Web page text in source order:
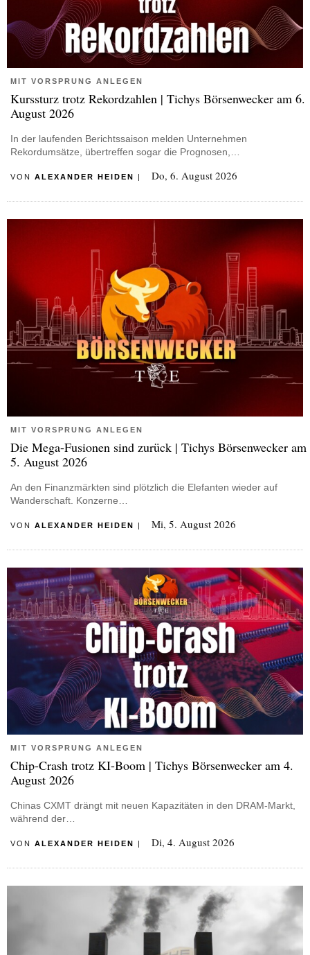
MIT VORSPRUNG ANLEGEN
Kurssturz trotz Rekordzahlen | Tichys Börsenwecker am 6.
August 2026
In der laufenden Berichtssaison melden Unternehmen
Rekordumsätze, übertreffen sogar die Prognosen,…
VON ALEXANDER HEIDEN | Do, 6. August 2026
MIT VORSPRUNG ANLEGEN
Die Mega-Fusionen sind zurück | Tichys Börsenwecker am
5. August 2026
An den Finanzmärkten sind plötzlich die Elefanten wieder auf
Wanderschaft. Konzerne…
VON ALEXANDER HEIDEN | Mi, 5. August 2026
MIT VORSPRUNG ANLEGEN
Chip-Crash trotz KI-Boom | Tichys Börsenwecker am 4.
August 2026
Chinas CXMT drängt mit neuen Kapazitäten in den DRAM-Markt,
während der…
VON ALEXANDER HEIDEN | Di, 4. August 2026